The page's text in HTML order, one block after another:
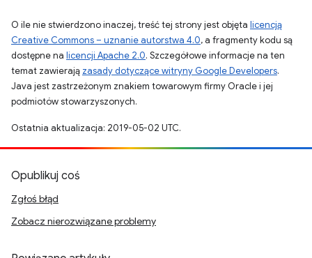
O ile nie stwierdzono inaczej, treść tej strony jest objęta licencją
Creative Commons – uznanie autorstwa 4.0, a fragmenty kodu są
dostępne na licencji Apache 2.0. Szczegółowe informacje na ten
temat zawierają zasady dotyczące witryny Google Developers.
Java jest zastrzeżonym znakiem towarowym firmy Oracle i jej
podmiotów stowarzyszonych.
Ostatnia aktualizacja: 2019-05-02 UTC.
Opublikuj coś
Zgłoś błąd
Zobacz nierozwiązane problemy